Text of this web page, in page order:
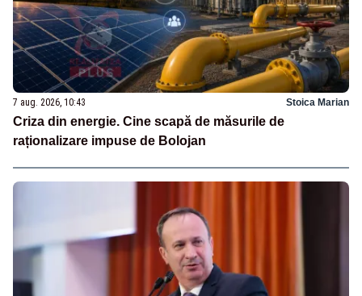
7 aug. 2026, 10:43 Stoica Marian
Criza din energie. Cine scapă de măsurile de
raționalizare impuse de Bolojan